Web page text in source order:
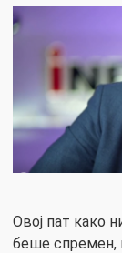
Овој пат како
беше спремен,